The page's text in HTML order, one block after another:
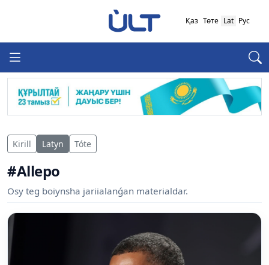
Қаз Төте Lat Рус
Kirill Latyn Tóte
#Allepo
Osy teg boiynsha jariialanǵan materialdar.